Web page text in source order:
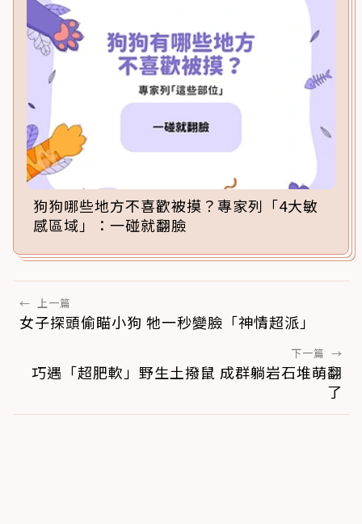
狗狗哪些地方不喜歡被摸？專家列「4大敏
感區域」：一碰就翻臉
← 上一篇
女子探頭偷瞄小狗 牠一秒變臉「神情超派」
下一篇 →
巧遇「超肥軟」野生土撥鼠 成群躺岩石堆萌翻
了